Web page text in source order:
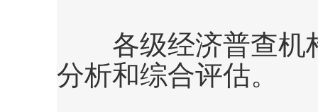
各级经济普查机
分析和综合评估。